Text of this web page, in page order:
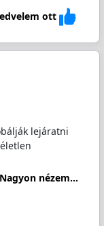
ott
lejáratni
Nagyon nézem...